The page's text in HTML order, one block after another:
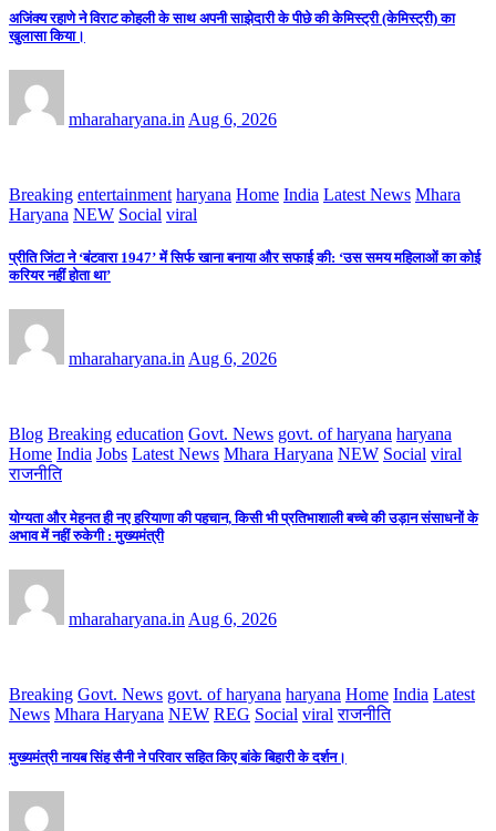
अजिंक्य रहाणे ने विराट कोहली के साथ अपनी साझेदारी के पीछे की केमिस्ट्री (केमिस्ट्री) का
खुलासा किया।
mharaharyana.in Aug 6, 2026
Breaking entertainment haryana Home India Latest News Mhara
Haryana NEW Social viral
प्रीति जिंटा ने ‘बंटवारा 1947’ में सिर्फ खाना बनाया और सफाई की: ‘उस समय महिलाओं का कोई
करियर नहीं होता था’
mharaharyana.in Aug 6, 2026
Blog Breaking education Govt. News govt. of haryana haryana
Home India Jobs Latest News Mhara Haryana NEW Social viral
राजनीति
योग्यता और मेहनत ही नए हरियाणा की पहचान, किसी भी प्रतिभाशाली बच्चे की उड़ान संसाधनों के
अभाव में नहीं रुकेगी : मुख्यमंत्री
mharaharyana.in Aug 6, 2026
Breaking Govt. News govt. of haryana haryana Home India Latest
News Mhara Haryana NEW REG Social viral राजनीति
मुख्यमंत्री नायब सिंह सैनी ने परिवार सहित किए बांके बिहारी के दर्शन।